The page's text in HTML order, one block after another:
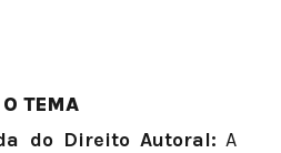
TEMA
do Direito Autoral: A